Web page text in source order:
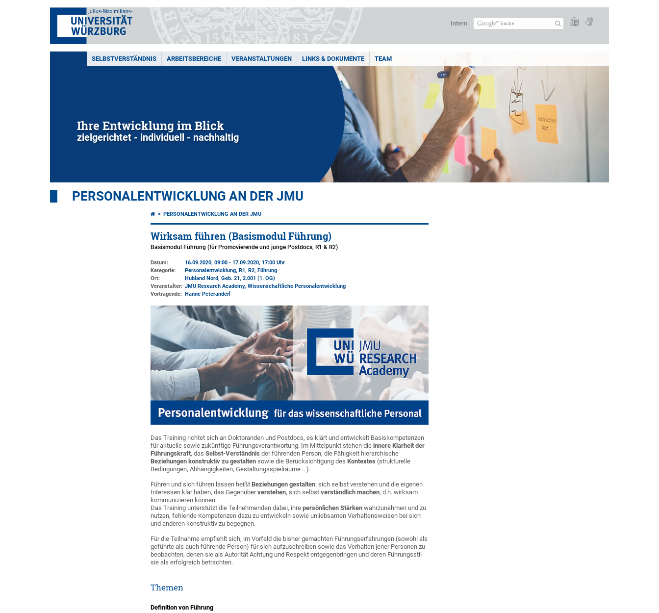
Intern
SELBSTVERSTÄNDNIS ARBEITSBEREICHE VERANSTALTUNGEN LINKS & DOKUMENTE TEAM
Ihre Entwicklung im Blick
zielgerichtet - individuell - nachhaltig
PERSONALENTWICKLUNG AN DER JMU
PERSONALENTWICKLUNG AN DER JMU
Wirksam führen (Basismodul Führung)
Basismodul Führung (für Promovierende und junge Postdocs, R1 & R2)
Datum:
16.09.2020, 09:00 - 17.09.2020, 17:00 Uhr
Kategorie:
Personalentwicklung, R1, R2, Führung
Ort:
Hubland Nord, Geb. 21, 2.001 (1. OG)
Veranstalter: JMU Research Academy, Wissenschaftliche Personalentwicklung
Vortragende: Hanne Peteranderl
Das Training richtet sich an Doktoranden und Postdocs, es klärt und entwickelt Basiskompetenzen
für aktuelle sowie zukünftige Führungsverantwortung. Im Mittelpunkt stehen dieinnere Klarheit der
Führungskraft, dasSelbst-Verständnis der führenden Person, die Fähigkeit hierarchische
Beziehungen konstruktiv zu gestalten sowie die Berücksichtigung desKontextes (strukturelle
Bedingungen, Abhängigkeiten, Gestaltungsspielräume ...).
Führen und sich führen lassen heißtBeziehungen gestalten: sich selbst verstehen und die eigenen
Interessen klar haben, das Gegenüberverstehen, sich selbst verständlich machen, d.h. wirksam
kommunizieren können.
Das Training unterstützt die Teilnehmenden dabei, ihre persönlichen Stärken wahrzunehmen und zu
nutzen, fehlende Kompetenzen dazu zu entwickeln sowie unliebsamen Verhaltensweisen bei sich
und anderen konstruktiv zu begegnen.
Für die Teilnahme empfiehlt sich, im Vorfeld die bisher gemachten Führungserfahrungen (sowohl als
geführte als auch führende Person) für sich aufzuschreiben sowie das Verhalten jener Personen zu
beobachten, denen sie als Autorität Achtung und Respekt entgegenbringen und deren Führungsstil
sie als erfolgreich betrachten.
Themen
Definition von Führung